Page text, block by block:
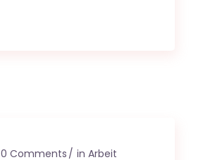
0 Comments in Arbeit